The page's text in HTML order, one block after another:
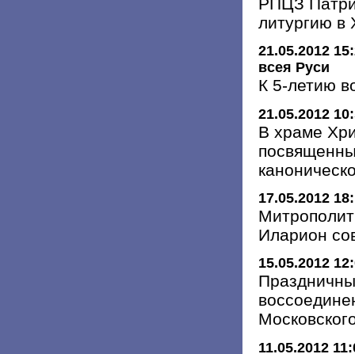
литургию в
21.05.2012
всея Руси
К 5-летию
21.05.2012
В храме
17.05.2012
Иларион
15.05.2012
11.05.2012